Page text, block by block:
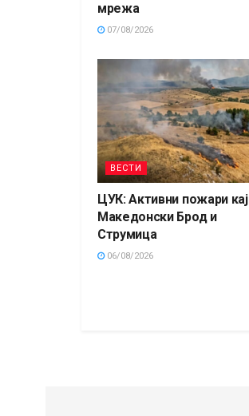
мрежа
07/08/2026
ВЕСТИ
ЦУК: Активни пожари кај
Македонски Брод и
Струмица
06/08/2026